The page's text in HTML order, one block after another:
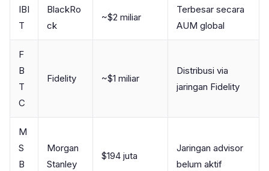
IBI
T
BlackRo
ck
~$2 miliar
Terbesar secara
AUM global
F
B
T
C
Fidelity ~$1 miliar
Distribusi via
jaringan Fidelity
M
S
B
Morgan
Stanley
$194 juta
Jaringan advisor
belum aktif